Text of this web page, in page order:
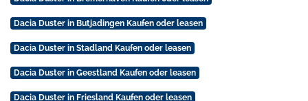
Dacia Duster in Butjadingen Kaufen oder leasen
Dacia Duster in Stadland Kaufen oder leasen
Dacia Duster in Geestland Kaufen oder leasen
Dacia Duster in Friesland Kaufen oder leasen